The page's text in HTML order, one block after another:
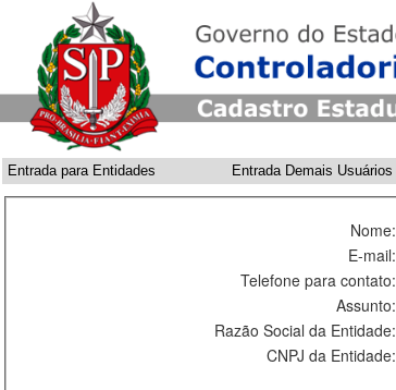
Entrada para Entidades Entrada Demais Usuários
Nome:
E-mail:
Telefone para contato:
Assunto:
Razão Social da Entidade:
CNPJ da Entidade: